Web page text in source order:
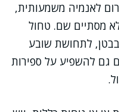
לאנמיה משמעותית,
לא מסתיים שם. טחול
בבטן, לתחושת שובע
גם להשפיע על ספירות